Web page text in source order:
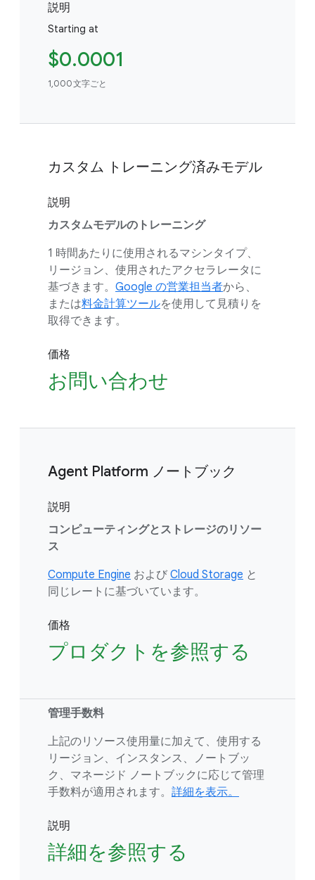
説明
Starting at
$0.0001
1,000文字ごと
カスタム トレーニング済みモデル
説明
カスタムモデルのトレーニング
1 時間あたりに使用されるマシンタイプ、
リージョン、使用されたアクセラレータに
基づきます。 Google の営業担当者から、
または料金計算ツールを使用して見積りを
取得できます。
価格
お問い合わせ
Agent Platform ノートブック
説明
コンピューティングとストレージのリソー
ス
Compute Engine および Cloud Storage と
同じレートに基づいています。
価格
プロダクトを参照する
管理手数料
上記のリソース使用量に加えて、使用する
リージョン、インスタンス、ノートブッ
ク、マネージド ノートブックに応じて管理
手数料が適用されます。 詳細を表示。
説明
詳細を参照する